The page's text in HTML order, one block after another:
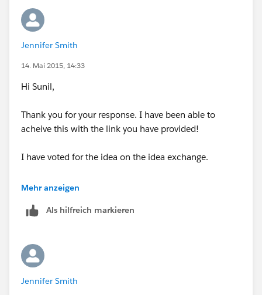
http://screencast-o-matic.com/watch/cofjF2e9Yt
Jennifer Smith
14. Mai 2015, 14:33
Hi Sunil,
Thank you for your response. I have been able to
acheive this with the link you have provided!
I have voted for the idea on the idea exchange.
I appreciate all of your help!
Mehr anzeigen
Als hilfreich markieren
Jennifer Smith